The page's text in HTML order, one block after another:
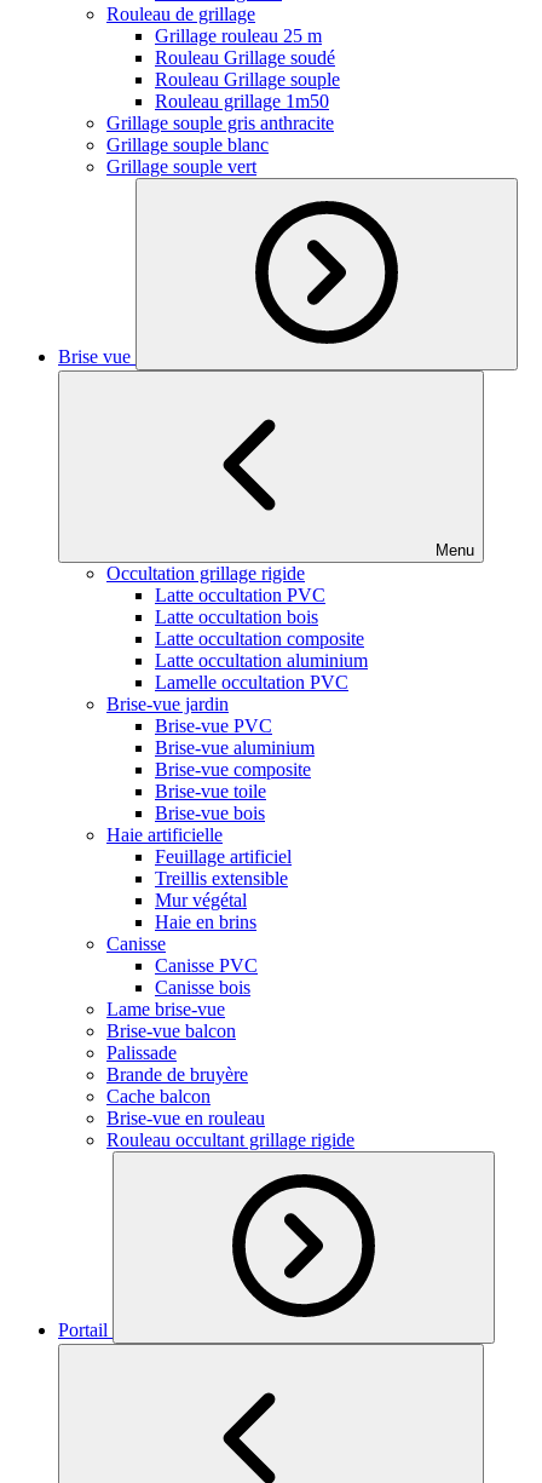
Rouleau de grillage
Grillage rouleau 25 m
Rouleau Grillage soudé
Rouleau Grillage souple
Rouleau grillage 1m50
Grillage souple gris anthracite
Grillage souple blanc
Grillage souple vert
Brise vue
Menu
Occultation grillage rigide
Latte occultation PVC
Latte occultation bois
Latte occultation composite
Latte occultation aluminium
Lamelle occultation PVC
Brise-vue jardin
Brise-vue PVC
Brise-vue aluminium
Brise-vue composite
Brise-vue toile
Brise-vue bois
Haie artificielle
Feuillage artificiel
Treillis extensible
Mur végétal
Haie en brins
Canisse
Canisse PVC
Canisse bois
Lame brise-vue
Brise-vue balcon
Palissade
Brande de bruyère
Cache balcon
Brise-vue en rouleau
Rouleau occultant grillage rigide
Portail